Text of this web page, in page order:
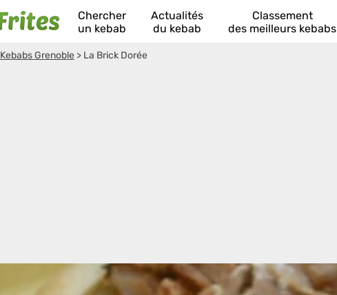
Chercher
un kebab
Actualités
du kebab
Classement
des meilleurs kebabs
Kebabs Grenoble > La Brick Dorée